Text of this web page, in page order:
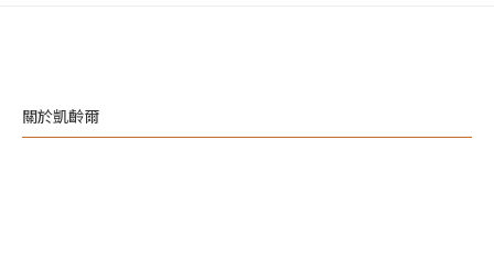
關於凱齡爾